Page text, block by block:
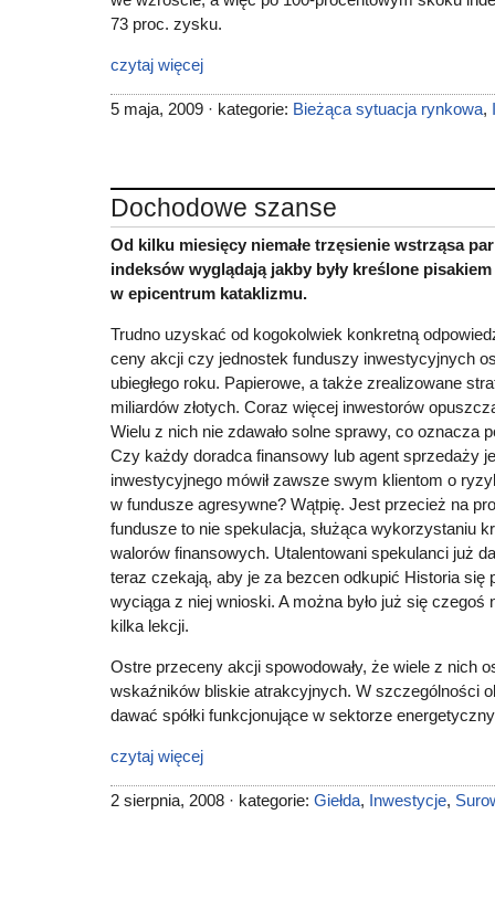
73 proc. zysku.
czytaj więcej
5 maja, 2009 · kategorie: Bieżąca sytuacja rynkowa,
Dochodowe szanse
Od kilku miesięcy niemałe trzęsienie wstrząsa
indeksów wyglądają jakby były kreślone
w epicentrum kataklizmu.
Trudno uzyskać od kogokolwiek konkretną
ceny akcji czy jednostek funduszy inwestycyjnych
ubiegłego roku. Papierowe, a także zrealizowane
miliardów złotych. Coraz więcej inwestorów
Wielu z nich nie zdawało solne sprawy, co oznacza
Czy każdy doradca finansowy lub agent sprzedaży
inwestycyjnego mówił zawsze swym klientom o
w fundusze agresywne? Wątpię. Jest przecież na
fundusze to nie spekulacja, służąca wykorzystaniu
walorów finansowych. Utalentowani spekulanci już
teraz czekają, aby je za bezcen odkupić Historia się
wyciąga z niej wnioski. A można było już się
kilka lekcji.
Ostre przeceny akcji spowodowały, że wiele z nich
wskaźników bliskie atrakcyjnych. W szczególności
dawać spółki funkcjonujące w sektorze
czytaj więcej
2 sierpnia, 2008 · kategorie: Giełda, Inwestycje,